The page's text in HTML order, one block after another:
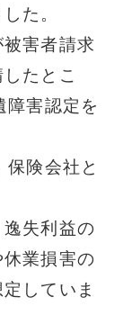
た。
害者請求
たとこ
障害認定を
険会社と
失利益の
業損害の
していま